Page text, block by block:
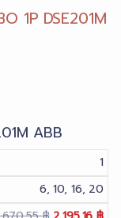
1P DSE201M
ABB
1
6, 10, 16, 20